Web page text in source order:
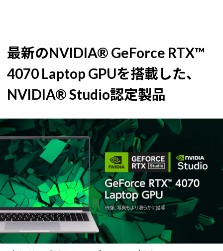
最新のNVIDIA® GeForce RTX™
4070 Laptop GPUを搭載した、
NVIDIA® Studio認定製品